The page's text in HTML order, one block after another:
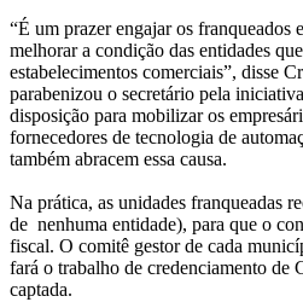
“É um prazer engajar os franqueados
melhorar a condição das entidades
estabelecimentos comerciais”, disse
parabenizou o secretário pela
disposição para mobilizar os
fornecedores de tecnologia de
também abracem essa causa.
Na prática, as unidades franqueadas
de nenhuma entidade), para que o
fiscal. O comitê gestor de cada
fará o trabalho de credenciamento de
captada.